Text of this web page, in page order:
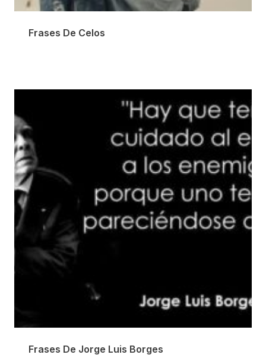
Frases De Celos
Frases De Jorge Luis Borges